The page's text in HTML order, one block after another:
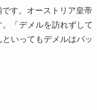
す。オーストリア皇帝
「デメルを訪れずして
いってもデメルはパッ